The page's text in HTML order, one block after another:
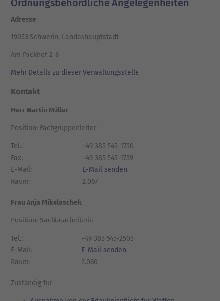
Ordnungsbehördliche Angelegenheiten
Adresse
19053 Schwerin, Landeshauptstadt
Am Packhof 2-6
Mehr Details zu dieser Verwaltungsstelle
Kontakt
Herr Martin Möller
Position: Fachgruppenleiter
Tel.:
+49 385 545-1750
Fax:
+49 385 545-1759
E-Mail:
E-Mail senden
Raum:
2.067
Frau Anja Mikolaschek
Position: Sachbearbeiterin
Tel.:
+49 385 545-2505
E-Mail:
E-Mail senden
Raum:
2.060
Zuständig für :